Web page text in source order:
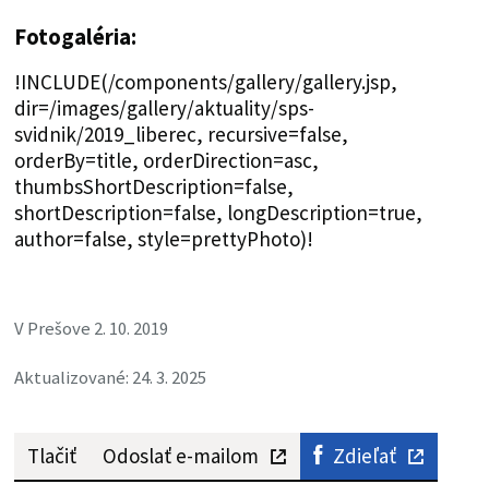
Fotogaléria:
!INCLUDE(/components/gallery/gallery.jsp,
dir=/images/gallery/aktuality/sps-
svidnik/2019_liberec, recursive=false,
orderBy=title, orderDirection=asc,
thumbsShortDescription=false,
shortDescription=false, longDescription=true,
author=false, style=prettyPhoto)!
V Prešove 2. 10. 2019
Aktualizované: 24. 3. 2025
Tlačiť Odoslať e-mailom Zdieľať